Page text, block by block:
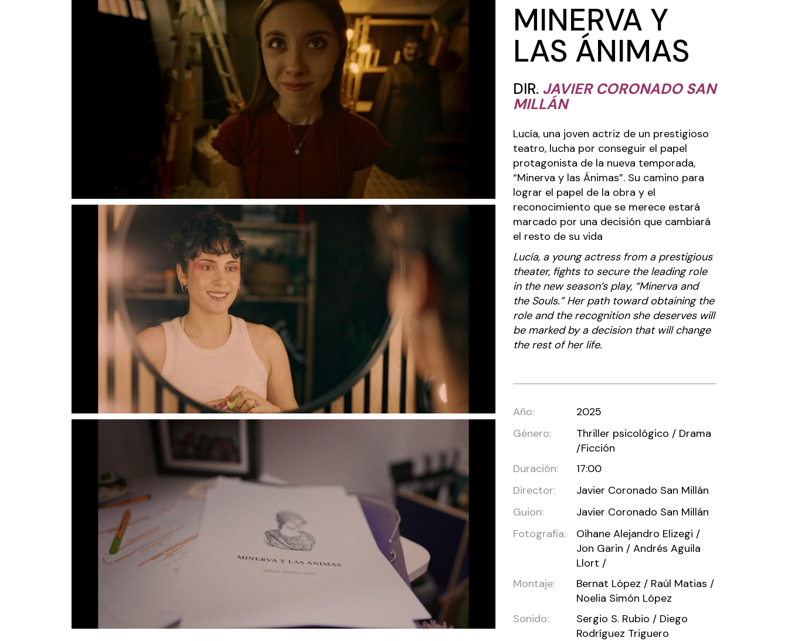
MINERVA Y
LAS ÁNIMAS
DIR. JAVIER CORONADO SAN
MILLÁN
Lucía, una joven actriz de un prestigioso
teatro, lucha por conseguir el papel
protagonista de la nueva temporada,
“Minerva y las Ánimas”. Su camino para
lograr el papel de la obra y el
reconocimiento que se merece estará
marcado por una decisión que cambiará
el resto de su vida
Lucía, a young actress from a prestigious
theater, fights to secure the leading role
in the new season’s play, “Minerva and
the Souls.” Her path toward obtaining the
role and the recognition she deserves will
be marked by a decision that will change
the rest of her life.
Año:
2025
Género:
Thriller psicológico / Drama
/Ficción
Duración:
17:00
Director:
Javier Coronado San Millán
Guion:
Javier Coronado San Millán
Fotografía:
Oihane Alejandro Elizegi /
Jon Garin / Andrés Aguila
Llort /
Montaje:
Bernat López / Raúl Matias /
Noelia Simón López
Sonido:
Sergio S. Rubio / Diego
Rodríguez Triguero